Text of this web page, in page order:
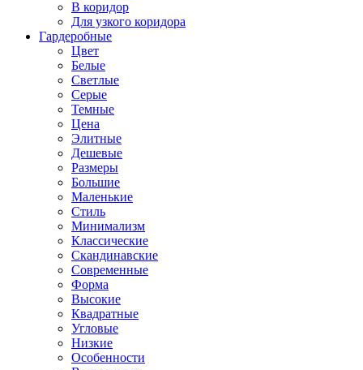
В коридор
Для узкого коридора
Гардеробные
Цвет
Белые
Светлые
Серые
Темные
Цена
Элитные
Дешевые
Размеры
Большие
Маленькие
Стиль
Минимализм
Классические
Скандинавские
Современные
Форма
Высокие
Квадратные
Угловые
Низкие
Особенности